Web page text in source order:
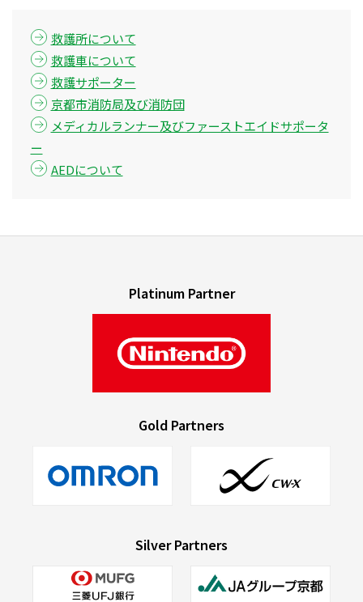
救護所について
救護車について
救護サポーター
京都市消防局及び消防団
メディカルランナー及びファーストエイドサポータ
ー
AEDについて
Platinum Partner
Gold Partners
Silver Partners